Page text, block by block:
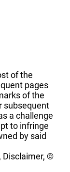
of the
pages
of the
subsequent
a challenge
to infringe
by said
Disclaimer, ©